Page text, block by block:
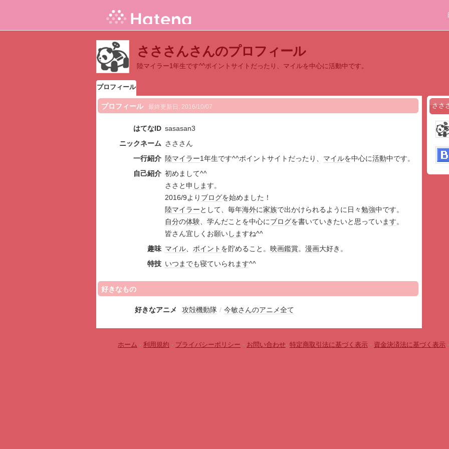
さささんさんのプロフィール
陸マイラー1年生です^^ポイントサイトだったり、マイルを中心に活動中です。
プロフィール
プロフィール 最終更新日: 2016/10/07
はてなID sasasan3
ニックネーム さささん
一行紹介 陸マイラー1年生です^^ポイントサイトだったり、 マイルを中心に活動中です。
自己紹介 初めまして^^
ささと申 します。
2016/9より ブログを始めました！
陸マイラーとして、毎年海外に家族で出かけられるように日々勉強中です。
自分の体験、学んだことを中心にブログを書いていきたいと思っています。
皆さん宜しくお願いしますね^^
趣味 マイル、 ポイント を貯めること。 映画鑑賞。 漫画大好き。
特技 いつまでも寝ていられます^^
好きなもの
好きなアニメ 攻殻機動隊 / 今敏さんのアニメ全て
ささ
ホーム - 利用規約 - プライバシーポリシー - お問い合わせ- 特定商取引法に基づく表示 - 資金決済法に基づく表示 -